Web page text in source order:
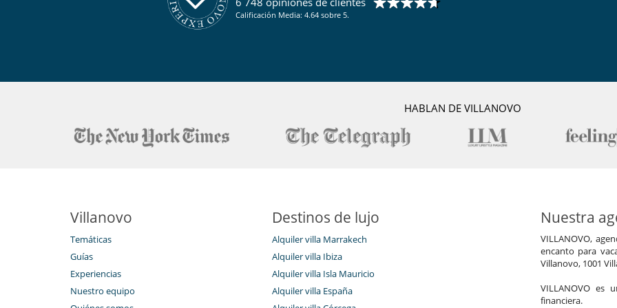
Calificación Media: 4.64 sobre 5.
HABLAN DE VILLANOVO
Villanovo
Temáticas
Guías
Experiencias
Nuestro equipo
Destinos de lujo
Alquiler villa Marrakech
Alquiler villa Ibiza
Alquiler villa Isla Mauricio
Alquiler villa España
Nuestra
VILLANOVO,
encanto para
Villanovo, 1001
VILLANOVO es
financiera.